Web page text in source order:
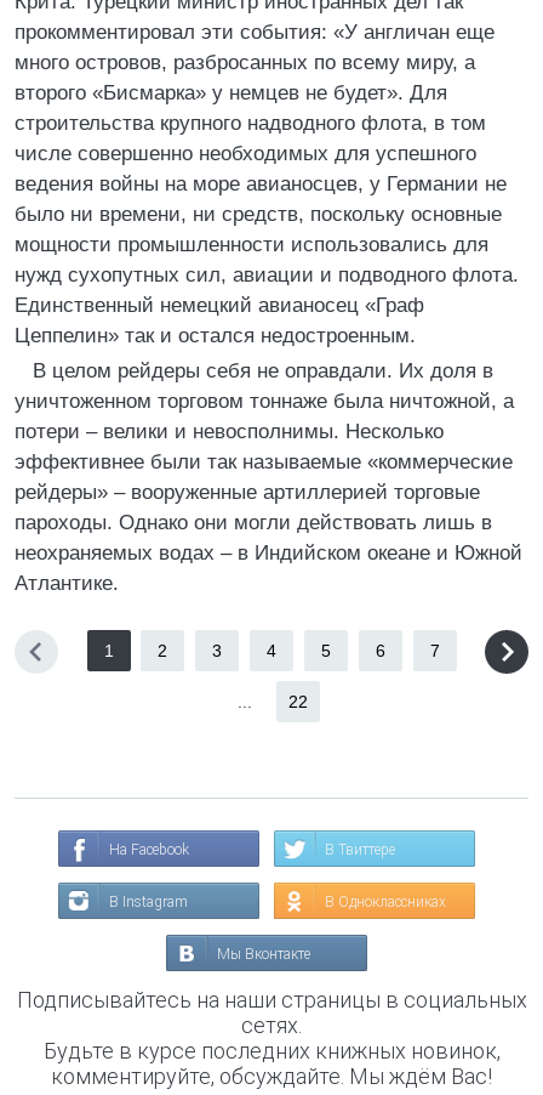
прокомментировал эти события: «У англичан еще
много островов, разбросанных по всему миру, а
второго «Бисмарка» у немцев не будет». Для
строительства крупного надводного флота, в том
числе совершенно необходимых для успешного
ведения войны на море авианосцев, у Германии не
было ни времени, ни средств, поскольку основные
мощности промышленности использовались для
нужд сухопутных сил, авиации и подводного флота.
Единственный немецкий авианосец «Граф
Цеппелин» так и остался недостроенным.
В целом рейдеры себя не оправдали. Их доля в
уничтоженном торговом тоннаже была ничтожной, а
потери – велики и невосполнимы. Несколько
эффективнее были так называемые «коммерческие
рейдеры» – вооруженные артиллерией торговые
пароходы. Однако они могли действовать лишь в
неохраняемых водах – в Индийском океане и Южной
Атлантике.
1 2 3 4 5 6 7
22
На Facebook В Твиттере
В Instagram В Одноклассниках
Мы Вконтакте
Подписывайтесь на наши страницы в социальных
сетях.
Будьте в курсе последних книжных новинок,
комментируйте, обсуждайте. Мы ждём Вас!